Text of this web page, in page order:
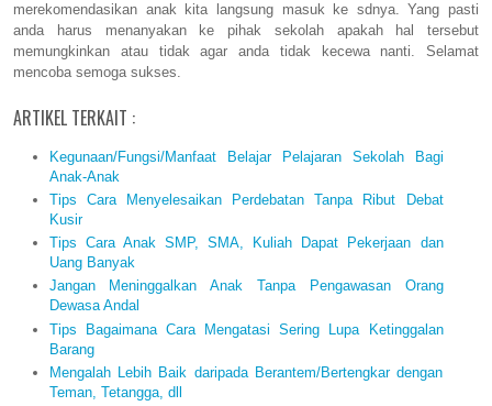
merekomendasikan anak kita langsung masuk ke sdnya. Yang pasti
anda harus menanyakan ke pihak sekolah apakah hal tersebut
memungkinkan atau tidak agar anda tidak kecewa nanti. Selamat
mencoba semoga sukses.
ARTIKEL TERKAIT :
Kegunaan/Fungsi/Manfaat Belajar Pelajaran Sekolah Bagi
Anak-Anak
Tips Cara Menyelesaikan Perdebatan Tanpa Ribut Debat
Kusir
Tips Cara Anak SMP, SMA, Kuliah Dapat Pekerjaan dan
Uang Banyak
Jangan Meninggalkan Anak Tanpa Pengawasan Orang
Dewasa Andal
Tips Bagaimana Cara Mengatasi Sering Lupa Ketinggalan
Barang
Mengalah Lebih Baik daripada Berantem/Bertengkar dengan
Teman, Tetangga, dll